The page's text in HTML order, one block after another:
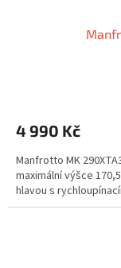
4 990 Kč
Manfrotto MK
maximální výšce
hlavou s